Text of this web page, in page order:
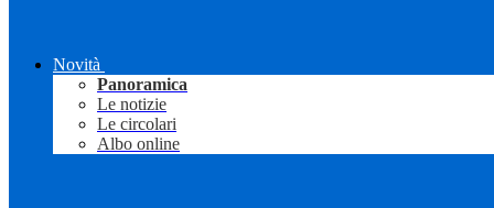
Novità
Panoramica
Le notizie
Le circolari
Albo online